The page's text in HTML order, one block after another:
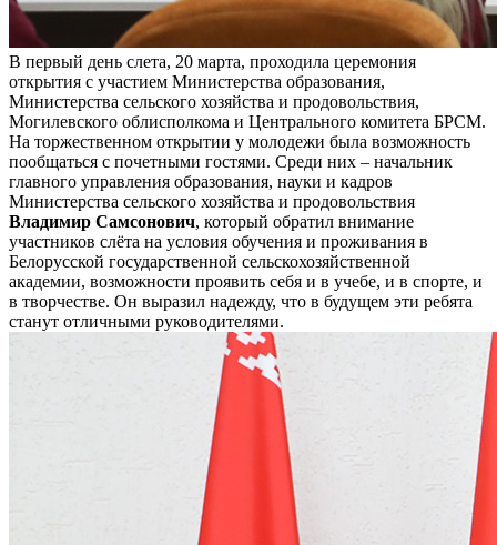
В первый день слета, 20 марта, проходила церемония
открытия с участием Министерства образования,
Министерства сельского хозяйства и продовольствия,
Могилевского облисполкома и Центрального комитета БРСМ.
На торжественном открытии у молодежи была возможность
пообщаться с почетными гостями. Среди них – начальник
главного управления образования, науки и кадров
Министерства сельского хозяйства и продовольствия
Владимир Самсонович, который обратил внимание
участников слёта на условия обучения и проживания в
Белорусской государственной сельскохозяйственной
академии, возможности проявить себя и в учебе, и в спорте, и
в творчестве. Он выразил надежду, что в будущем эти ребята
станут отличными руководителями.